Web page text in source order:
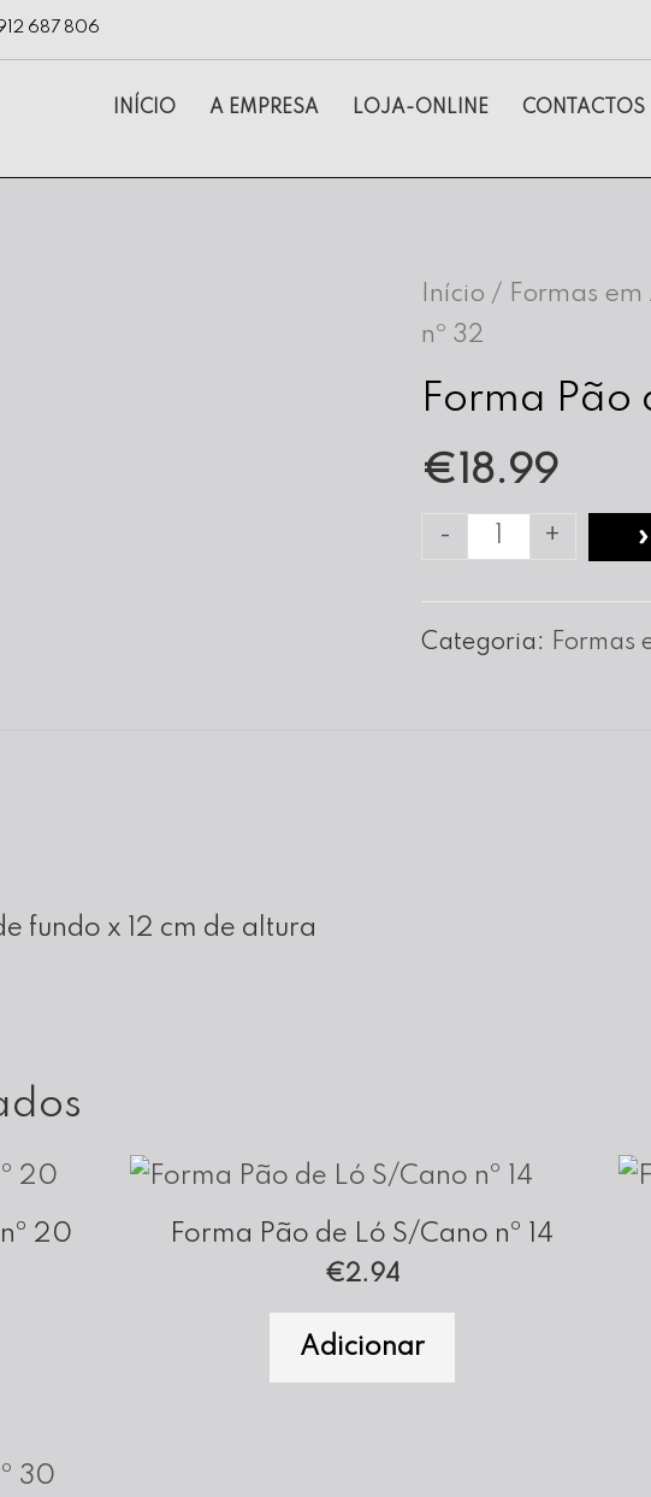
687 806
INÍCIO A EMPRESA LOJA-ONLINE CONTACTOS
Início / Formas
nº 32
Forma Pão
€ 18.99
-
Quantidade
+
Categoria: Formas
fundo x 12 cm de altura
20 Forma Pão de Ló S/Cano nº 14
€2.94
Adicionar